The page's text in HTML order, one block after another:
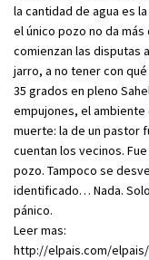
la cantidad de agua es
el único pozo no da
comienzan las disputas
jarro, a no tener con
35 grados en pleno
empujones, el ambiente
muerte: la de un pastor
cuentan los vecinos.
pozo. Tampoco se
identificado… Nada.
pánico.
Leer mas:
http://elpais.com/elpais/